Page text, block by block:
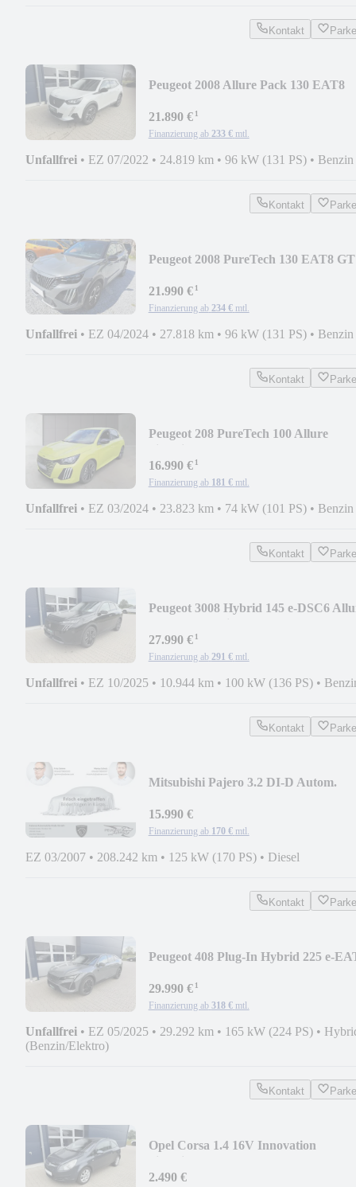
Kontakt
Peugeot 2008 Allure Pack 130 EAT8
21.890 €¹
Finanzierung ab 233 € mtl.
Unfallfrei • EZ 07/2022 • 24.819 km • 96 kW (131 PS) • Benzin
Kontakt
Peugeot 2008 PureTech 130 EAT8 GT
21.990 €¹
Finanzierung ab 234 € mtl.
Unfallfrei • EZ 04/2024 • 27.818 km • 96 kW (131 PS) • Benzin
Kontakt
Peugeot 208 PureTech 100 Allure
16.990 €¹
Finanzierung ab 181 € mtl.
Unfallfrei • EZ 03/2024 • 23.823 km • 74 kW (101 PS) • Benzin
Kontakt
Peugeot 3008 Hybrid 145 e-DSC6
27.990 €¹
Finanzierung ab 291 € mtl.
Unfallfrei • EZ 10/2025 • 10.944 km • 100 kW (136 PS) •
Kontakt
Mitsubishi Pajero 3.2 DI-D Autom.
15.990 €
Finanzierung ab 170 € mtl.
EZ 03/2007 • 208.242 km • 125 kW (170 PS) • Diesel
Kontakt
Peugeot 408 Plug-In Hybrid 225 e-
29.990 €¹
Finanzierung ab 318 € mtl.
Unfallfrei • EZ 05/2025 • 29.292 km • 165 kW (224 PS) •
(Benzin/Elektro)
Kontakt
Opel Corsa 1.4 16V Innovation
2.490 €